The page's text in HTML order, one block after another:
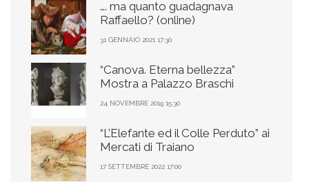
…. ma quanto guadagnava
Raffaello? (online)
31 GENNAIO 2021 17:30
“Canova. Eterna bellezza”
Mostra a Palazzo Braschi
24 NOVEMBRE 2019 15:30
“L’Elefante ed il Colle Perduto” ai
Mercati di Traiano
17 SETTEMBRE 2022 17:00